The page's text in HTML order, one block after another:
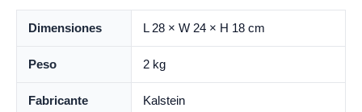
Dimensiones L 28 × W 24 × H 18 cm
Peso 2 kg
Fabricante Kalstein